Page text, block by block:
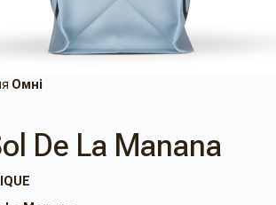
Омні
De La Manana